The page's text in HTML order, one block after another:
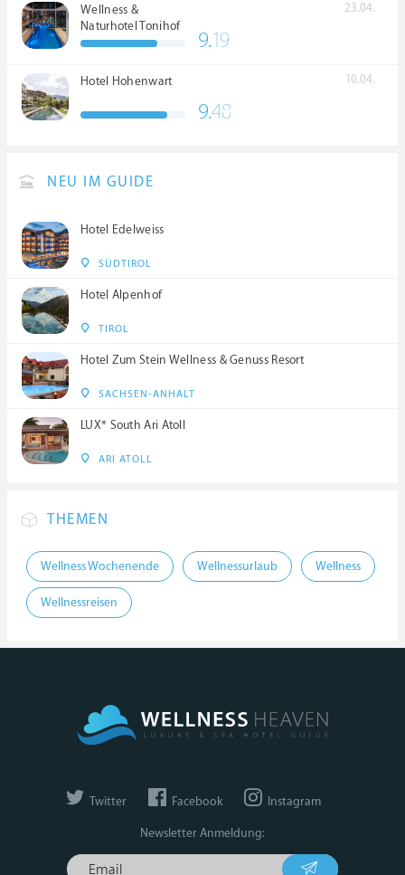
Wellness &
Naturhotel Tonihof
****S
23.04.
9.19
Hotel Hohenwart 10.04.
9.48
NEU IM GUIDE
Hotel Edelweiss
SÜDTIROL
Hotel Alpenhof
TIROL
Hotel Zum Stein Wellness & Genuss Resort
SACHSEN-ANHALT
LUX* South Ari Atoll
ARI ATOLL
THEMEN
Wellness Wochenende Wellnessurlaub Wellness
Wellnessreisen
Twitter Facebook Instagram
Newsletter Anmeldung: